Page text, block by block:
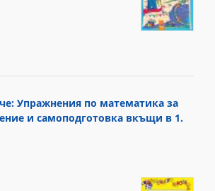
Упражнения по математика за
и самоподготовка вкъщи в 1.